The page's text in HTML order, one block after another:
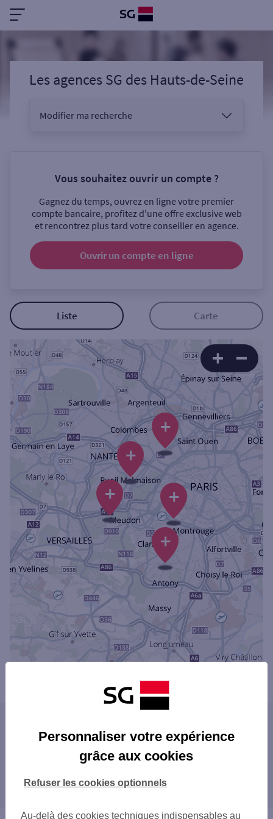
Les agences SG des Hauts-de-Seine
Modifier ma recherche
Sélectionnez votre recherche
Ouverte le samedi
Coffre-fort
Autour de moi
ou
Ville / Code postal
Rue
Rechercher
Vous souhaitez ouvrir un compte ?
Gagnez du temps, ouvrez en ligne votre premier
compte bancaire, profitez d'une offre exclusive web
et rencontrez plus tard votre conseiller en agence.
Ouvrir un compte en ligne
Liste Carte
+ +
+
+
+
département
BOULOGNE-BILLANCOURT
ASNIÈRES-SUR-SEINE
CLICHY
limitrophes
Personnaliser votre expérience
grâce aux cookies
Au-delà des cookies techniques indispensables au
Refuser les cookies optionnels